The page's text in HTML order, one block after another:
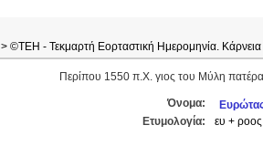
> ©ΤΕΗ - Τεκμαρτή Εορταστική Ημερομηνία. Κάρνεια
Περίπου 1550 π.Χ. γιος του Μύλη
Όνομα:
Ετυμολογία:
ευ + ροος